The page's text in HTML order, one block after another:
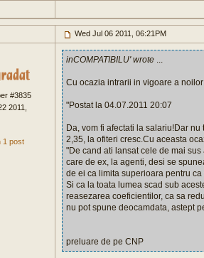
Wed Jul 06 2011, 06:21PM
#3835
2011,
1 post
inCOMPATIBILU' wrote ...
Cu ocazia intrarii in vigoare a
"Postat la 04.07.2011 20:07
Da, vom fi afectati la salariu!Dar
2,35, la ofiteri cresc.Cu aceasta
"De cand ati lansat cele de mai
care de ex, la agenti, desi se
de ei ca limita superioara pentru
Si ca la toata lumea scad sub
reasezarea coeficientilor, ca sa
nu pot spune deocamdata, astept
preluare de pe CNP